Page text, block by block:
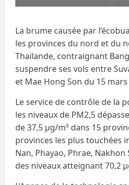
La brume causée par
les provinces du nord et du
Thaïlande, contraignant
suspendre ses vols entre
et Mae Hong Son du 15
Le service de contrôle de la
les niveaux de PM2,5
de 37,5 µg/m³ dans 15
provinces les plus touchées
Nan, Phayao, Phrae, Nakhon
des niveaux atteignant 70,2